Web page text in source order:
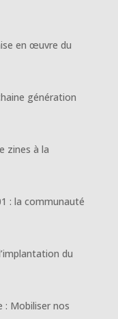
en œuvre du
génération
zines à la
: la communauté
du
: Mobiliser nos